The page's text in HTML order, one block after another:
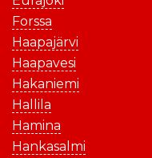
Forssa
Haapajärvi
Haapavesi
Hakaniemi
Hallila
Hamina
Hankasalmi